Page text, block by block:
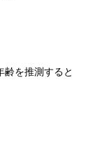
を推測すると